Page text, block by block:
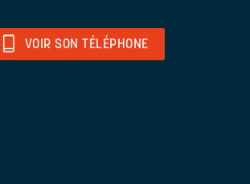
VOIR SON TÉLÉPHONE